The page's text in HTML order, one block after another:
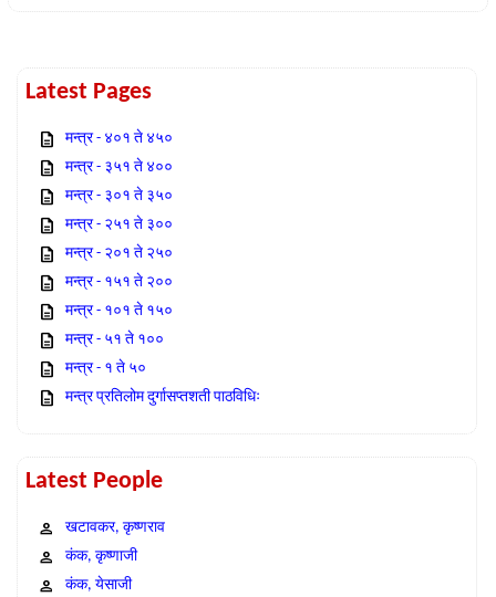
Latest Pages
मन्त्र - ४०१ ते ४५०
मन्त्र - ३५१ ते ४००
मन्त्र - ३०१ ते ३५०
मन्त्र - २५१ ते ३००
मन्त्र - २०१ ते २५०
मन्त्र - १५१ ते २००
मन्त्र - १०१ ते १५०
मन्त्र - ५१ ते १००
मन्त्र - १ ते ५०
मन्त्र प्रतिलोम दुर्गासप्तशती पाठविधिः
Latest People
खटावकर, कृष्णराव
कंक, कृष्णाजी
कंक, येसाजी